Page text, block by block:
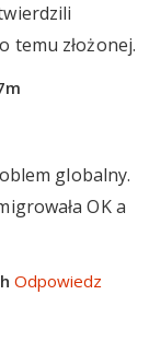
temu złożonej.
globalny.
OK a
Odpowiedz